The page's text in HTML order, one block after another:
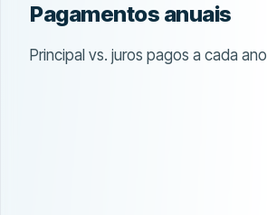
Pagamentos anuais
Principal vs. juros pagos a cada ano